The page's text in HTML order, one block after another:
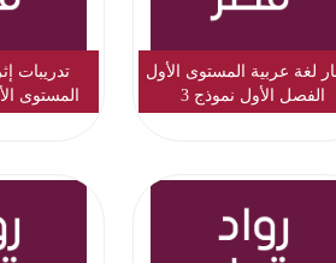
لغة عربية المستوى الأول
الفصل الأول نموذج 3
تدريبات
المستوى